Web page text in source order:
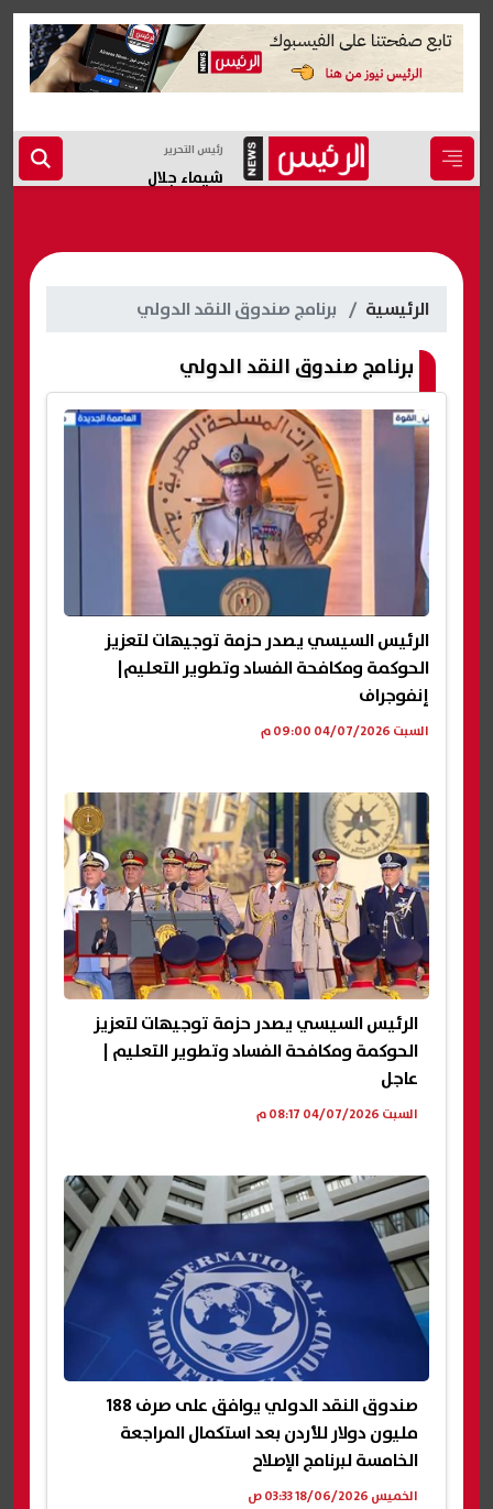
رئيس التحرير
شيماء جلال
الرئيسية برنامج صندوق النقد الدولي
برنامج صندوق النقد الدولي
الرئيس السيسي يصدر حزمة توجيهات لتعزيز
الحوكمة ومكافحة الفساد وتطوير التعليم|
إنفوجراف
السبت 04/07/2026 09:00 م
الرئيس السيسي يصدر حزمة توجيهات لتعزيز
الحوكمة ومكافحة الفساد وتطوير التعليم |
عاجل
السبت 04/07/2026 08:17 م
صندوق النقد الدولي يوافق على صرف 188
مليون دولار للأردن بعد استكمال المراجعة
الخامسة لبرنامج الإصلاح
الخميس 18/06/2026 03:33 ص